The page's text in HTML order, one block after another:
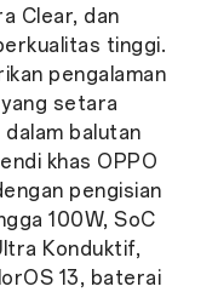
Clear, dan
tinggi.
pengalaman
setara
balutan
khas OPPO
pengisian
100W, SoC
Konduktif,
13, baterai